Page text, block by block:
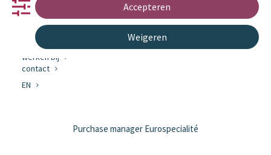
portfolio
partnerschap
innovatie
over ons
werken bij
contact
EN
Chantel van Rosmalen
Purchase manager Eurospecialité
Accepteren
Weigeren